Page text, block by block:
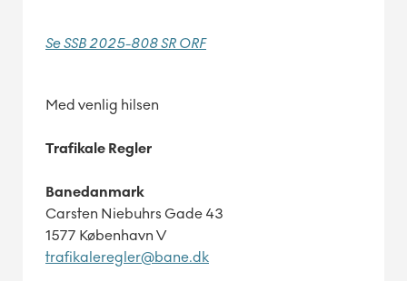
Se SSB 2025-808 SR ORF
Med venlig hilsen
Trafikale Regler
Banedanmark
Carsten Niebuhrs Gade 43
1577 København V
trafikaleregler@bane.dk